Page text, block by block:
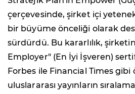
çerçevesinde, şirket içi
bir büyüme önceliği olarak
sürdürdü. Bu kararlılık,
Employer" (En İyi İşveren)
Forbes ile Financial Times gibi
uluslararası yayınların